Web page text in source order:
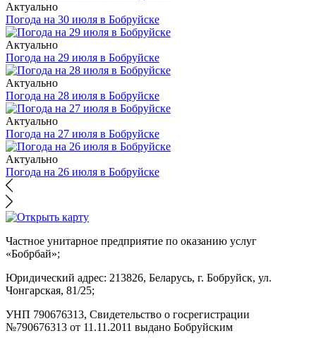
Актуально
Погода на 30 июля в Бобруйске
Актуально
Погода на 29 июля в Бобруйске
Актуально
Погода на 28 июля в Бобруйске
Актуально
Погода на 27 июля в Бобруйске
Актуально
Погода на 26 июля в Бобруйске
Частное унитарное предприятие по оказанию услуг
«Бобрбай»;
Юридический адрес: 213826, Беларусь, г. Бобруйск, ул.
Чонгарская, 81/25;
УНП 790676313, Свидетельство о госрегистрации
№790676313 от 11.11.2011 выдано Бобруйским